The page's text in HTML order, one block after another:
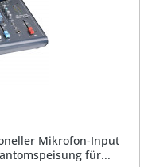
Mikrofon-Input
für...